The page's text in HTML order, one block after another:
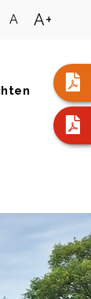
A A+